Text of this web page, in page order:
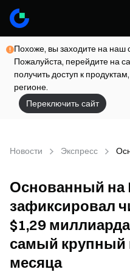
Похоже, вы заходите на наш
Пожалуйста, перейдите на
получить доступ к
регионе.
Переключить сайт
Новости Экспресс
Основанный на
зафиксировал
$1,29
самый крупный
месяца